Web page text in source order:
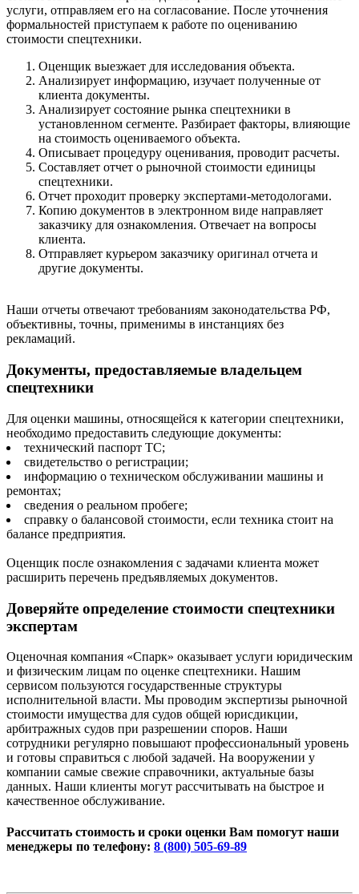
услуги, отправляем его на согласование. После уточнения
формальностей приступаем к работе по оцениванию
стоимости спецтехники.
Оценщик выезжает для исследования объекта.
Анализирует информацию, изучает полученные от
клиента документы.
Анализирует состояние рынка спецтехники в
установленном сегменте. Разбирает факторы, влияющие
на стоимость оцениваемого объекта.
Описывает процедуру оценивания, проводит расчеты.
Составляет отчет о рыночной стоимости единицы
спецтехники.
Отчет проходит проверку экспертами-методологами.
Копию документов в электронном виде направляет
заказчику для ознакомления. Отвечает на вопросы
клиента.
Отправляет курьером заказчику оригинал отчета и
другие документы.
Наши отчеты отвечают требованиям законодательства РФ,
объективны, точны, применимы в инстанциях без
рекламаций.
Документы, предоставляемые владельцем
спецтехники
Для оценки машины, относящейся к категории спецтехники,
необходимо предоставить следующие документы:
технический паспорт ТС;
свидетельство о регистрации;
информацию о техническом обслуживании машины и
ремонтах;
сведения о реальном пробеге;
справку о балансовой стоимости, если техника стоит на
балансе предприятия.
Оценщик после ознакомления с задачами клиента может
расширить перечень предъявляемых документов.
Доверяйте определение стоимости спецтехники
экспертам
Оценочная компания «Спарк» оказывает услуги юридическим
и физическим лицам по оценке спецтехники. Нашим
сервисом пользуются государственные структуры
исполнительной власти. Мы проводим экспертизы рыночной
стоимости имущества для судов общей юрисдикции,
арбитражных судов при разрешении споров. Наши
сотрудники регулярно повышают профессиональный уровень
и готовы справиться с любой задачей. На вооружении у
компании самые свежие справочники, актуальные базы
данных. Наши клиенты могут рассчитывать на быстрое и
качественное обслуживание.
Рассчитать стоимость и сроки оценки Вам помогут наши
менеджеры по телефону: 8 (800) 505-69-89